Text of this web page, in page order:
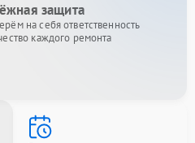
защита
на себя ответственность
каждого ремонта